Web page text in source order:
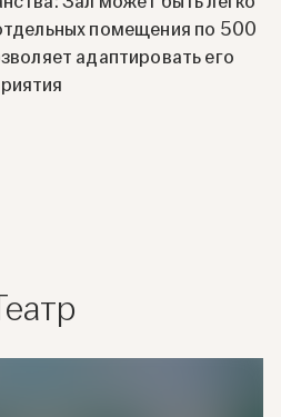
помещения по 500
адаптировать его